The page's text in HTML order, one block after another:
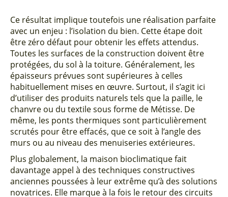
Ce résultat implique toutefois une réalisation parfaite
avec un enjeu : l’isolation du bien. Cette étape doit
être zéro défaut pour obtenir les effets attendus.
Toutes les surfaces de la construction doivent être
protégées, du sol à la toiture. Généralement, les
épaisseurs prévues sont supérieures à celles
habituellement mises en œuvre. Surtout, il s’agit ici
d’utiliser des produits naturels tels que la paille, le
chanvre ou du textile sous forme de Métisse. De
même, les ponts thermiques sont particulièrement
scrutés pour être effacés, que ce soit à l’angle des
murs ou au niveau des menuiseries extérieures.
Plus globalement, la maison bioclimatique fait
davantage appel à des techniques constructives
anciennes poussées à leur extrême qu’à des solutions
novatrices. Elle marque à la fois le retour des circuits